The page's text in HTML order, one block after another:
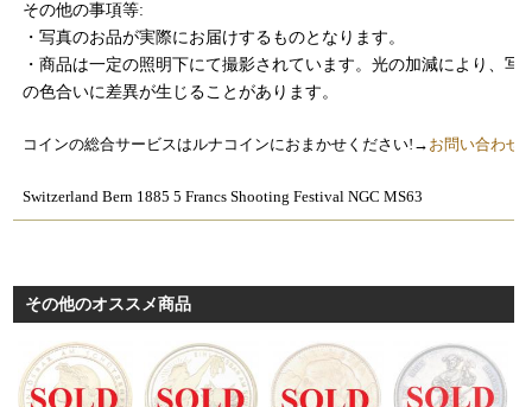
その他の事項等:
・写真のお品が実際にお届けするものとなります。
・商品は一定の照明下にて撮影されています。光の加減により、写
の色合いに差異が生じることがあります。
コインの総合サービスはルナコインにおまかせください!→ お問い合わせ
Switzerland Bern 1885 5 Francs Shooting Festival NGC MS63
その他のオススメ商品